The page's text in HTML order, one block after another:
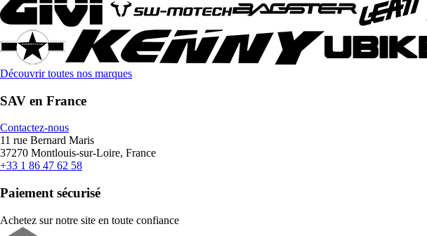
Découvrir toutes nos marques
SAV en France
Contactez-nous
11 rue Bernard Maris
37270 Montlouis-sur-Loire, France
+33 1 86 47 62 58
Paiement sécurisé
Achetez sur notre site en toute confiance